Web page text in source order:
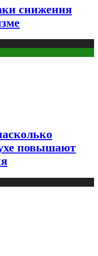
снижения
повышают